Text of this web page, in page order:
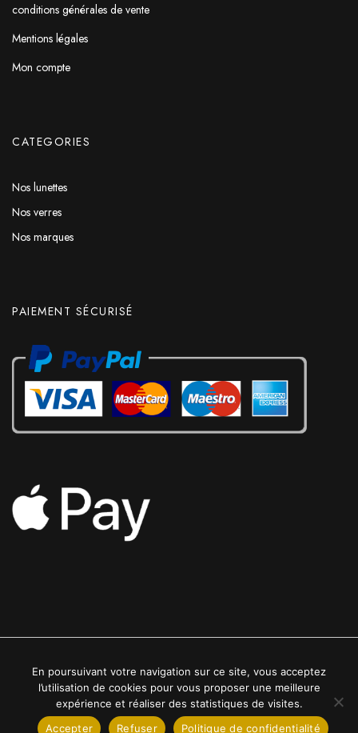
conditions générales de vente
Mentions légales
Mon compte
CATEGORIES
Nos lunettes
Nos verres
Nos marques
PAIEMENT SÉCURISÉ
2022 © Luxe24kt | Tous droits réservés
En poursuivant votre navigation sur ce site, vous acceptez
l’utilisation de cookies pour vous proposer une meilleure
expérience et réaliser des statistiques de visites.
Accepter
Refuser Politique de confidentialité